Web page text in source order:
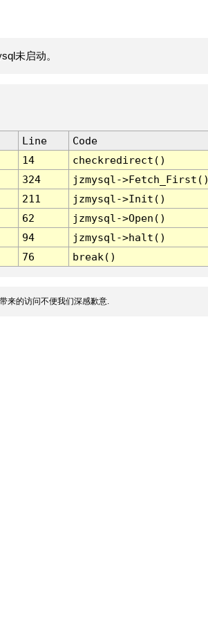
未启动。
Line
Code
14
checkredirect()
324
jzmysql-
211
jzmysql->Init()
62
jzmysql->Open()
94
jzmysql->halt()
76 break()
来的访问不便我们深感歉意.